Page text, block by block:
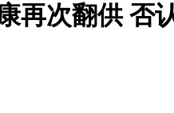
再次翻供 否